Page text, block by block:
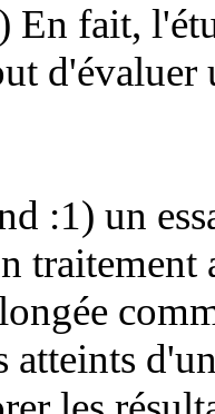
En fait,
:1) un
traitement
atteints